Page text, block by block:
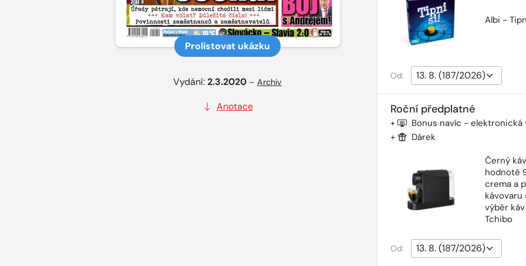
Prolistovat ukázku
Vydání:2.3.2020 –Archiv
Anotace
Albi -
Od:
Roční předplatné
+ Bonus navíc - elektronická
+
Dárek
Černý
hodnotě
crema a
kávovaru
výběr
Tchibo
Od: